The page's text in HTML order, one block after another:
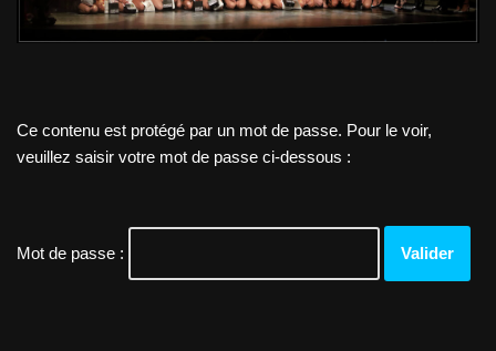
Ce contenu est protégé par un mot de passe. Pour le voir,
veuillez saisir votre mot de passe ci-dessous :
Mot de passe :